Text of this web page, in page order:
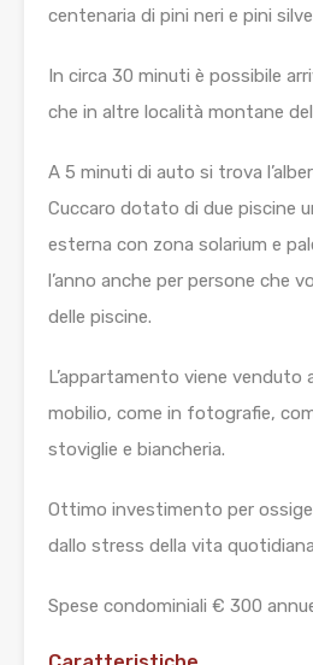
centenaria di pini neri e pini
In circa 30 minuti è possibile
che in altre località montane
A 5 minuti di auto si trova
Cuccaro dotato di due piscine
esterna con zona solarium e
l’anno anche per persone che
delle piscine.
L’appartamento viene
mobilio, come in fotografie,
stoviglie e biancheria.
Ottimo investimento per
dallo stress della vita
Spese condominiali € 300